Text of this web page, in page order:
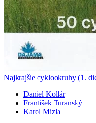
Najkrajšie cyklookruhy (1.
Daniel Kollár
František Turanský
Karol Mizla